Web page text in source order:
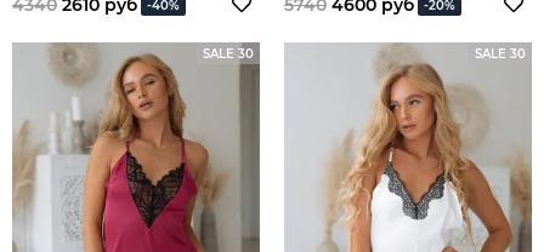
-40% -20%
SALE 30 SALE 30